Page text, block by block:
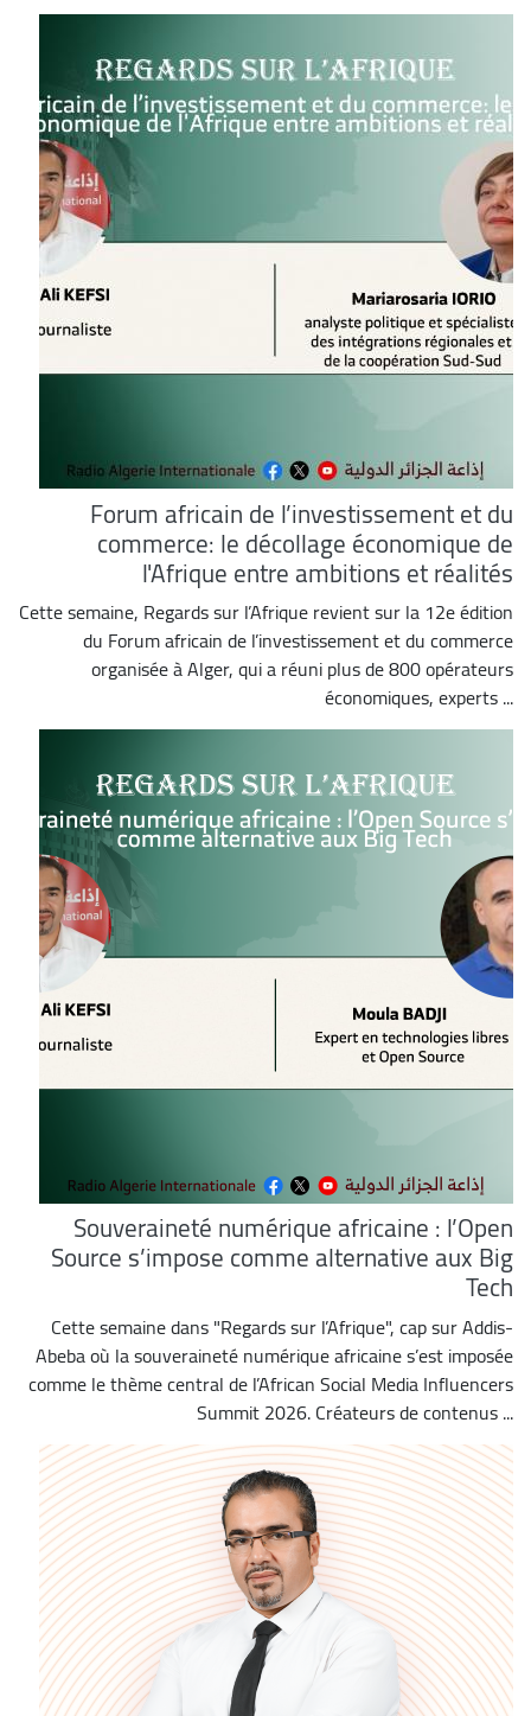
Forum africain de l’investissement et du
commerce: le décollage économique de
l'Afrique entre ambitions et réalités
Cette semaine, Regards sur l’Afrique revient sur la 12e édition
du Forum africain de l’investissement et du commerce
organisée à Alger, qui a réuni plus de 800 opérateurs
économiques, experts ...
Souveraineté numérique africaine : l’Open
Source s’impose comme alternative aux Big
Tech
Cette semaine dans "Regards sur l’Afrique", cap sur Addis-
Abeba où la souveraineté numérique africaine s’est imposée
comme le thème central de l’African Social Media Influencers
Summit 2026. Créateurs de contenus ...